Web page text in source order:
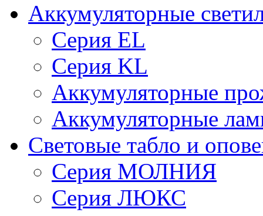
Аккумуляторные
Серия EL
Серия KL
Аккумуляторные
Аккумуляторные
Световые табло и
Серия МОЛНИЯ
Серия ЛЮКС